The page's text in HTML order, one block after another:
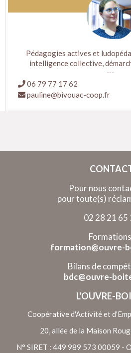
Pédagogies actives et
intelligence collective,
06 79 77 17 62
pauline@bivouac-coop.fr
Pour nous
pour toute(s)
02 28 21 65
formation@ouvre-
Bilans de
bdc@ouvre-
L'OUVRE-
Coopérative d'Activité et
20, allée de la Maison
N° SIRET : 449 989 573 00059 -